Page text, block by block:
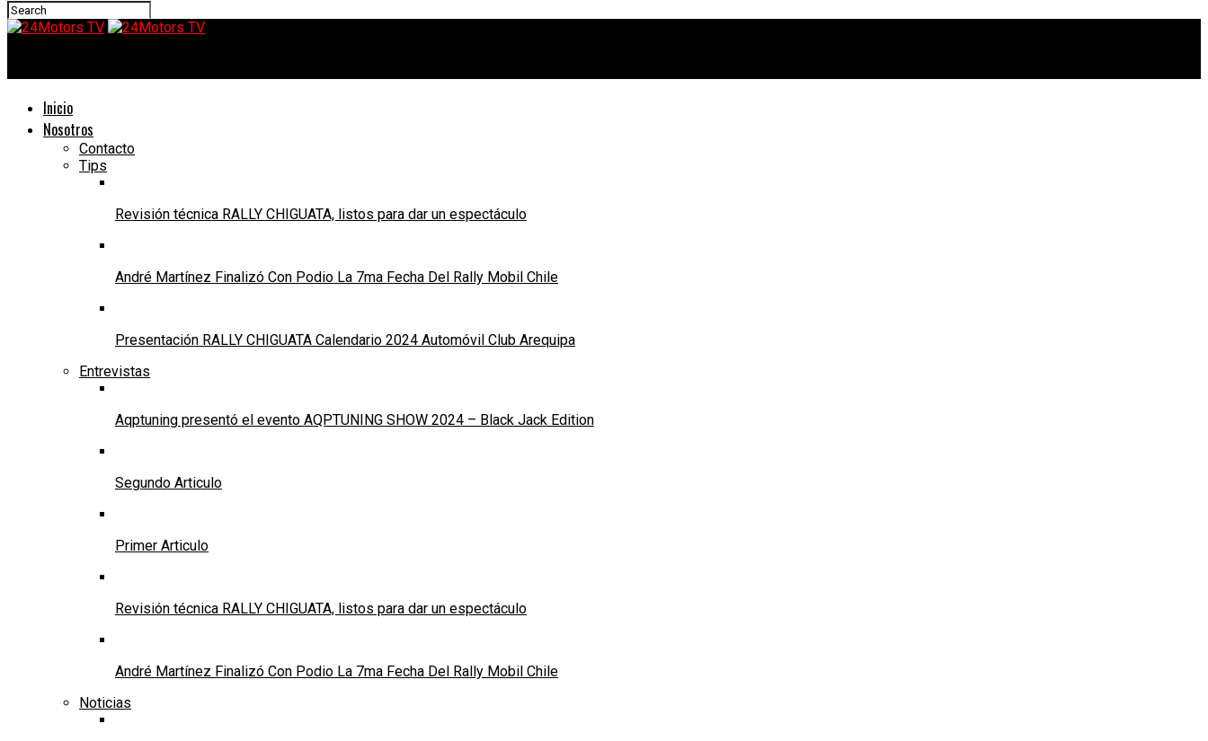
Inicio
Nosotros
Contacto
Tips
Revisión técnica RALLY CHIGUATA, listos para dar un espectáculo
André Martínez Finalizó Con Podio La 7ma Fecha Del Rally Mobil Chile
Presentación RALLY CHIGUATA Calendario 2024 Automóvil Club Arequipa
Entrevistas
Aqptuning presentó el evento AQPTUNING SHOW 2024 – Black Jack Edition
Segundo Articulo
Primer Articulo
Revisión técnica RALLY CHIGUATA, listos para dar un espectáculo
André Martínez Finalizó Con Podio La 7ma Fecha Del Rally Mobil Chile
Noticias